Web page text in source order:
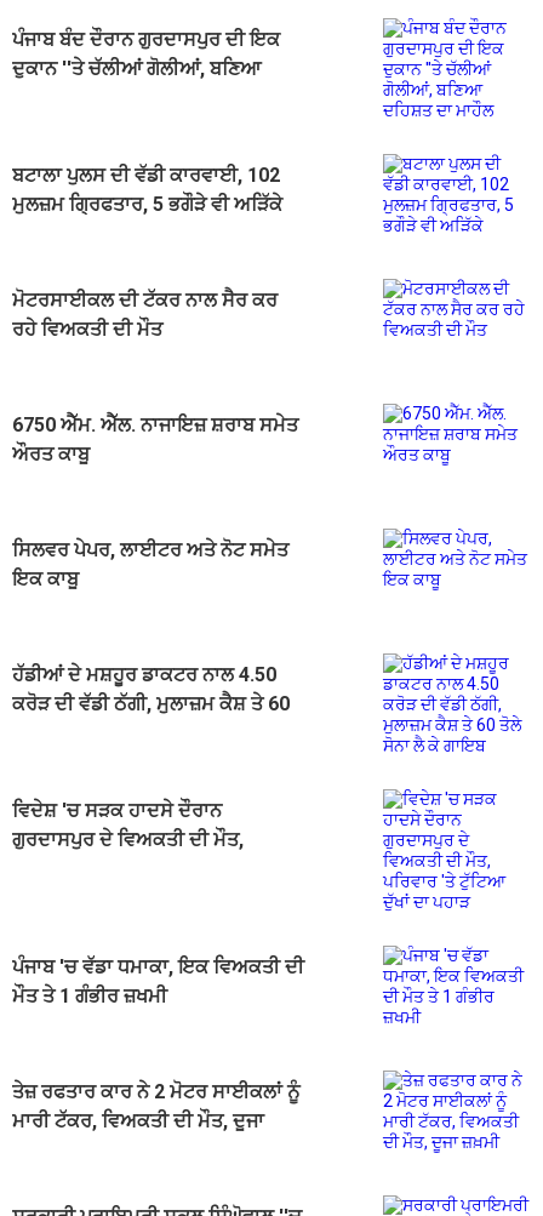
ਪੰਜਾਬ ਬੰਦ ਦੌਰਾਨ ਗੁਰਦਾਸਪੁਰ ਦੀ ਇਕ
ਦੁਕਾਨ ''ਤੇ ਚੱਲੀਆਂ ਗੋਲੀਆਂ, ਬਣਿਆ
ਬਟਾਲਾ ਪੁਲਸ ਦੀ ਵੱਡੀ ਕਾਰਵਾਈ, 102
ਮੁਲਜ਼ਮ ਗ੍ਰਿਫਤਾਰ, 5 ਭਗੌੜੇ ਵੀ ਅੜਿੱਕੇ
ਮੋਟਰਸਾਈਕਲ ਦੀ ਟੱਕਰ ਨਾਲ ਸੈਰ ਕਰ
ਰਹੇ ਵਿਅਕਤੀ ਦੀ ਮੌਤ
6750 ਐੱਮ. ਐੱਲ. ਨਾਜਾਇਜ਼ ਸ਼ਰਾਬ ਸਮੇਤ
ਔਰਤ ਕਾਬੂ
ਸਿਲਵਰ ਪੇਪਰ, ਲਾਈਟਰ ਅਤੇ ਨੋਟ ਸਮੇਤ
ਇਕ ਕਾਬੂ
ਹੱਡੀਆਂ ਦੇ ਮਸ਼ਹੂਰ ਡਾਕਟਰ ਨਾਲ 4.50
ਕਰੋੜ ਦੀ ਵੱਡੀ ਠੱਗੀ, ਮੁਲਾਜ਼ਮ ਕੈਸ਼ ਤੇ 60
ਵਿਦੇਸ਼ 'ਚ ਸੜਕ ਹਾਦਸੇ ਦੌਰਾਨ
ਗੁਰਦਾਸਪੁਰ ਦੇ ਵਿਅਕਤੀ ਦੀ ਮੌਤ,
ਪੰਜਾਬ 'ਚ ਵੱਡਾ ਧਮਾਕਾ, ਇਕ ਵਿਅਕਤੀ ਦੀ
ਮੌਤ ਤੇ 1 ਗੰਭੀਰ ਜ਼ਖਮੀ
ਤੇਜ਼ ਰਫਤਾਰ ਕਾਰ ਨੇ 2 ਮੋਟਰ ਸਾਈਕਲਾਂ ਨੂੰ
ਮਾਰੀ ਟੱਕਰ, ਵਿਅਕਤੀ ਦੀ ਮੌਤ, ਦੂਜਾ